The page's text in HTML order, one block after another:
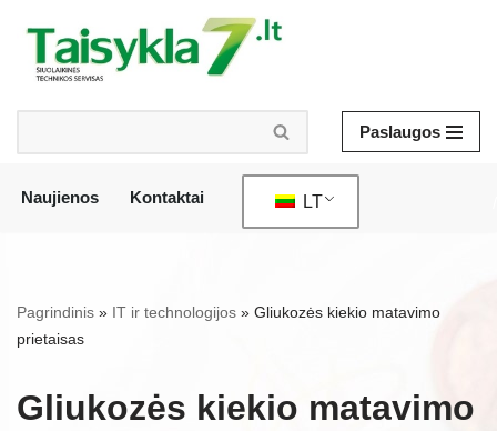
Pereiti
prie
turinio
Paslaugos
Naujienos Kontaktai LT
Pagrindinis » IT ir technologijos » Gliukozės kiekio matavimo
prietaisas
Gliukozės kiekio matavimo